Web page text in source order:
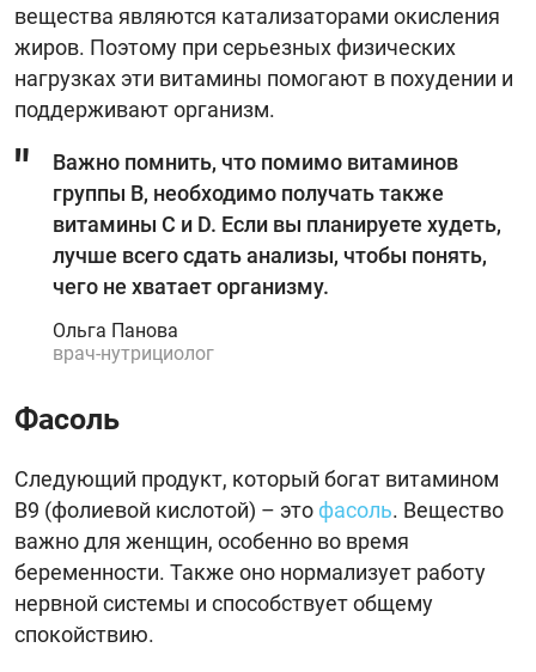
вещества являются катализаторами окисления
жиров. Поэтому при серьезных физических
нагрузках эти витамины помогают в похудении и
поддерживают организм.
Важно помнить, что помимо витаминов
группы В, необходимо получать также
витамины С и D. Если вы планируете худеть,
лучше всего сдать анализы, чтобы понять,
чего не хватает организму.
Ольга Панова
врач-нутрициолог
Фасоль
Следующий продукт, который богат витамином
B9 (фолиевой кислотой) – это фасоль. Вещество
важно для женщин, особенно во время
беременности. Также оно нормализует работу
нервной системы и способствует общему
спокойствию.